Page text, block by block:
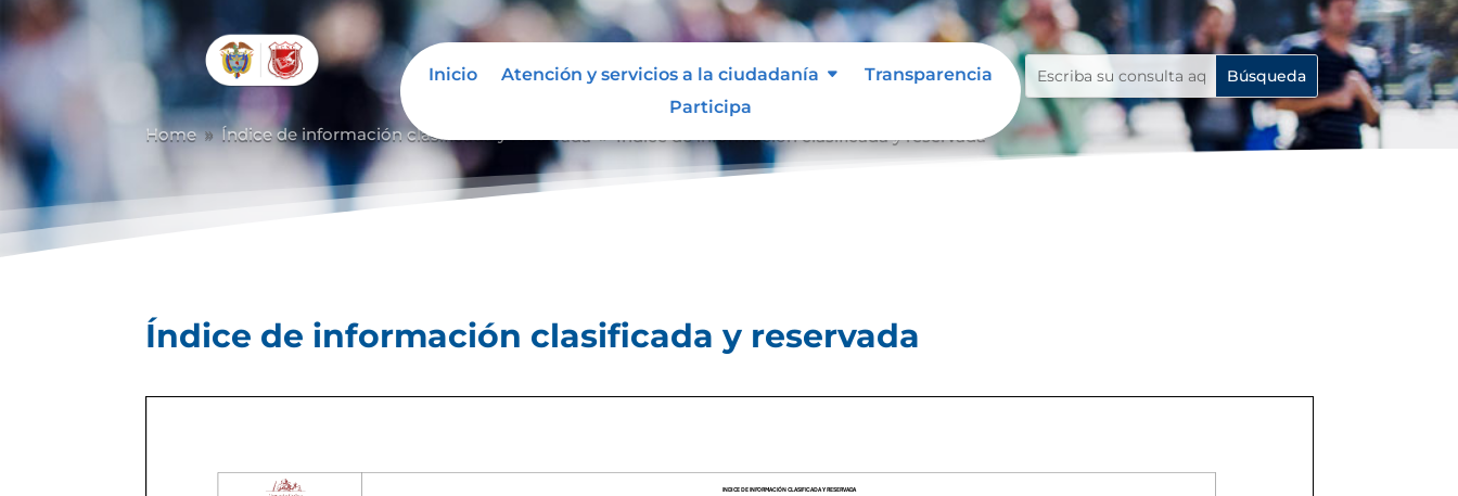
Inicio Atención y servicios a la ciudadanía
Transparencia
Participa
Home 9 Índice de información clasificada y reservada Índice de información clasificada y reservada
Índice de información clasificada y reservada